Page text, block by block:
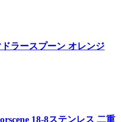
ラースプーン オレンジ
18-8ステンレス 二重